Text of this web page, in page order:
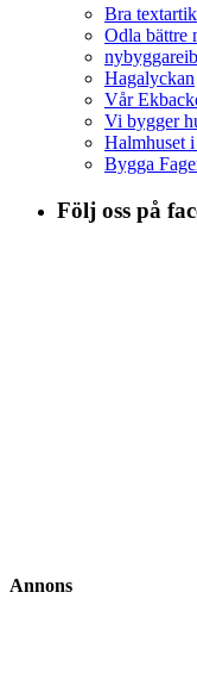
Bra
Odla bättre
Hagalyckan
Vår
Vi bygger
Halmhuset
Bygga
Följ oss på
Annons